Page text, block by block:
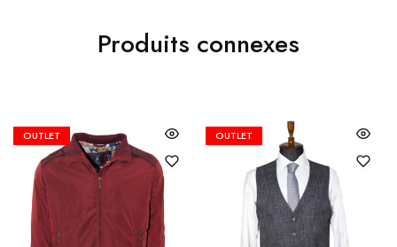
Produits connexes
OUTLET OUTLET